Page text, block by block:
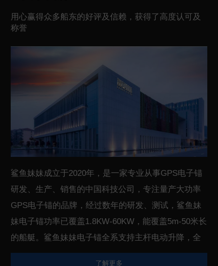
用心赢得众多船东的好评及信赖，获得了高度认可及
称誉
鲨鱼妹妹成立于2020年，是一家专业从事GPS电子锚
研发、生产、销售的中国科技公司，专注量产大功率
GPS电子锚的品牌，经过数年的研发、测试，鲨鱼妹
妹电子锚功率已覆盖1.8KW-60KW，能覆盖5m-50米长
的船艇。鲨鱼妹妹电子锚全系支持主杆电动升降，全
系采用无刷电机，主杆采用碳纤维或者钛合金，具有
了解更多